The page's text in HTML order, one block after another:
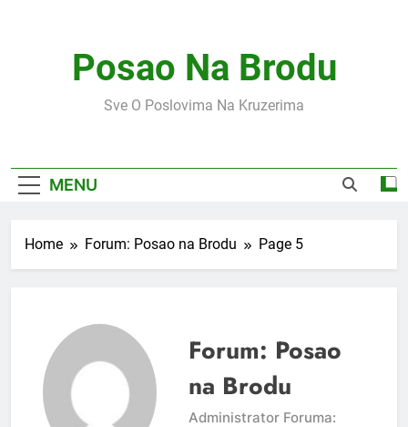
Posao Na Brodu
Sve O Poslovima Na Kruzerima
MENU
Home Forum: Posao na Brodu Page 5
Forum: Posao
na Brodu
Administrator Foruma: